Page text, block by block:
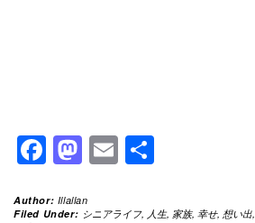
Facebook
Mastodon
Email
Author: Illallan
Filed Under: シニアライフ, 人生, 家族, 幸せ, 想い出,